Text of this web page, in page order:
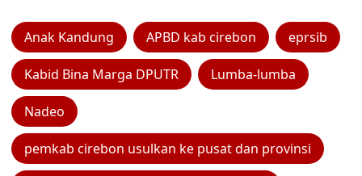
Anak Kandung APBD kab cirebon eprsib
Kabid Bina Marga DPUTR Lumba-lumba
Nadeo
pemkab cirebon usulkan ke pusat dan provinsi